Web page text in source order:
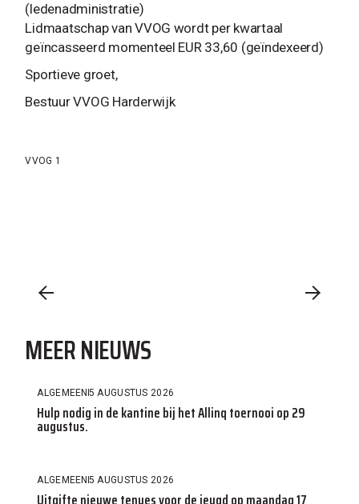
(ledenadministratie)
Lidmaatschap van VVOG wordt per kwartaal
geïncasseerd momenteel EUR 33,60 (geïndexeerd)
Sportieve groet,
Bestuur VVOG Harderwijk
VVOG 1
MEER NIEUWS
ALGEMEEN5 AUGUSTUS 2026
Hulp nodig in de kantine bij het Allinq toernooi op 29
augustus.
ALGEMEEN5 AUGUSTUS 2026
Uitgifte nieuwe tenues voor de jeugd op maandag 17